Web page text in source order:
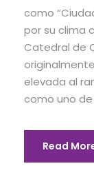
como
por su clima
Catedral de
elevada al
como uno de
Read